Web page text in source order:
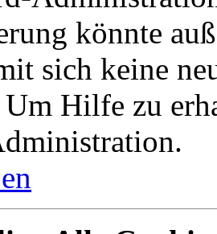
könnte
sich keine
Hilfe zu